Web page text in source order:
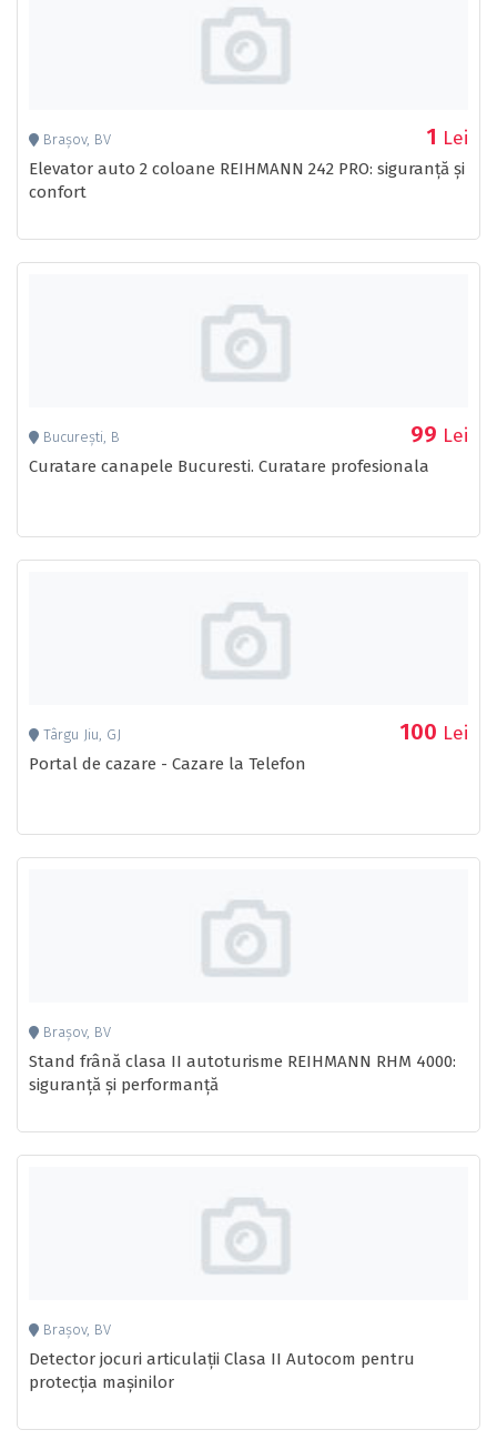
Brașov, BV 1 Lei
Elevator auto 2 coloane REIHMANN 242 PRO: siguranță și
confort
București, B 99 Lei
Curatare canapele Bucuresti. Curatare profesionala
Târgu Jiu, GJ 100 Lei
Portal de cazare - Cazare la Telefon
Brașov, BV
Stand frână clasa II autoturisme REIHMANN RHM 4000:
siguranță și performanță
Brașov, BV
Detector jocuri articulații Clasa II Autocom pentru
protecția mașinilor